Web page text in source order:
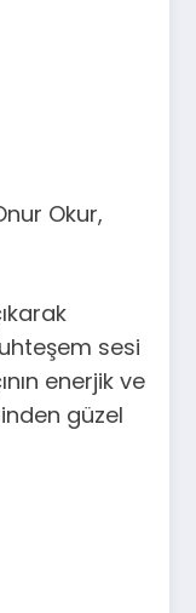
Okur,
sesi
enerjik ve
güzel